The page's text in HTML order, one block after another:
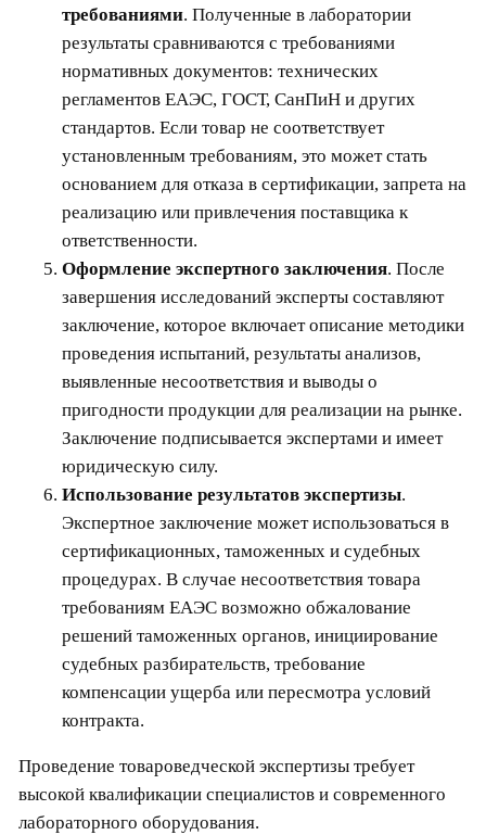
требованиями. Полученные в лаборатории
результаты сравниваются с требованиями
нормативных документов: технических
регламентов ЕАЭС, ГОСТ, СанПиН и других
стандартов. Если товар не соответствует
установленным требованиям, это может стать
основанием для отказа в сертификации, запрета на
реализацию или привлечения поставщика к
ответственности.
Оформление экспертного заключения. После
завершения исследований эксперты составляют
заключение, которое включает описание методики
проведения испытаний, результаты анализов,
выявленные несоответствия и выводы о
пригодности продукции для реализации на рынке.
Заключение подписывается экспертами и имеет
юридическую силу.
Использование результатов экспертизы.
Экспертное заключение может использоваться в
сертификационных, таможенных и судебных
процедурах. В случае несоответствия товара
требованиям ЕАЭС возможно обжалование
решений таможенных органов, инициирование
судебных разбирательств, требование
компенсации ущерба или пересмотра условий
контракта.
Проведение товароведческой экспертизы требует
высокой квалификации специалистов и современного
лабораторного оборудования.